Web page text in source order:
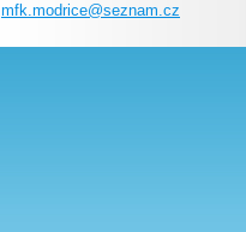
mfk.modrice@seznam.cz